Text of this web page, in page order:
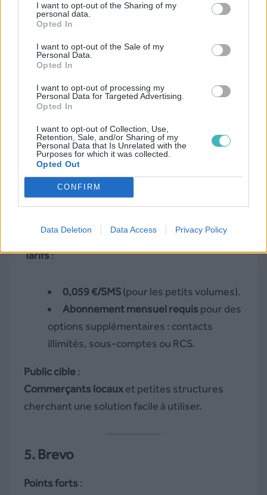
I want to opt-out of the Sharing of my
personal data.
Opted In
I want to opt-out of the Sale of my
Personal Data.
Opted In
I want to opt-out of processing my
Personal Data for Targeted Advertising.
Opted In
I want to opt-out of Collection, Use,
Retention, Sale, and/or Sharing of my
Personal Data that Is Unrelated with the
Purposes for which it was collected.
Opted Out
CONFIRM
Data Deletion Data Access Privacy Policy
Fonctionnalités limitées
numéros virtuels, pas de sondages SMS.
Tarifs dégressifs uniquement pour les
très gros volumes(0,059 €/SMS pour 100
à 10 000 SMS/mois).
Tarifs:
0,059 €/SMS(pour les petits volumes).
Abonnement mensuel requispour des
options supplémentaires : contacts
illimités, sous-comptes ou RCS.
Public cible:
Commerçants locauxet petites structures
cherchant une solution facile à utiliser.
5. Brevo
Points forts: